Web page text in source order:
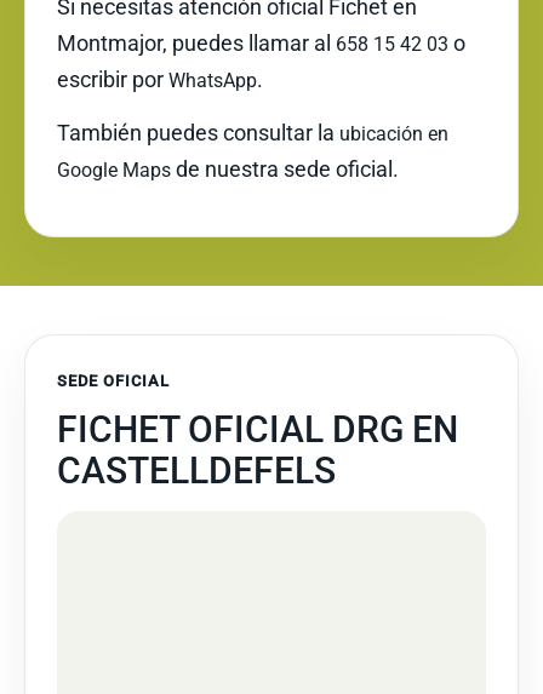
Si necesitas atención oficial Fichet en
Montmajor, puedes llamar al 658 15 42 03 o
escribir por WhatsApp.
También puedes consultar la ubicación en
Google Maps de nuestra sede oficial.
SEDE OFICIAL
FICHET OFICIAL DRG EN
CASTELLDEFELS